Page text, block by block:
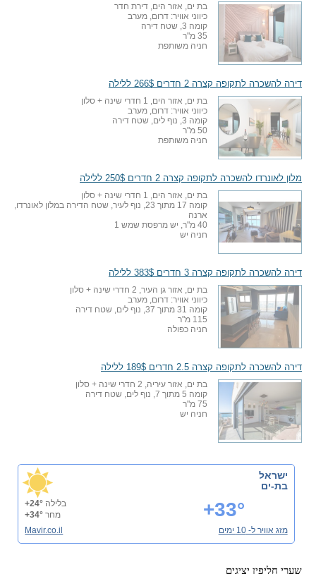
בת ים, אזור הים, דירת חדר
כיווני אוויר: דרום, מערב
קומה 3, שטח דירה
35 מ"ר
חניה משותפת
דירה להשכרה לתקופה קצרה 2 חדרים 266$ ללילה
בת ים, אזור הים, 1 חדרי שינה + סלון
כיווני אוויר: דרום, מערב
קומה 3, נוף לים, שטח דירה
50 מ"ר
חניה משותפת
מלון לאונרדו להשכרה לתקופה קצרה 2 חדרים 250$ ללילה
בת ים, אזור הים, 1 חדרי שינה + סלון
קומה 17 מתוך 23, נוף לעיר, שטח הדירה במלון לאונרדו,
ארנה
40 מ"ר, יש מרפסת שמש 1
חניה יש
דירה להשכרה לתקופה קצרה 3 חדרים 383$ ללילה
בת ים, אזור גן העיר, 2 חדרי שינה + סלון
כיווני אוויר: דרום, מערב
קומה 31 מתוך 37, נוף לים, שטח דירה
115 מ"ר
חניה כפולה
דירה להשכרה לתקופה קצרה 2.5 חדרים 189$ ללילה
בת ים, אזור עיריה, 2 חדרי שינה + סלון
קומה 5 מתוך 7, נוף לים, שטח דירה
75 מ"ר
חניה יש
ישראל
בת-ים
+33° בלילה +24°
מחר +34°
מזג אוויר ל- 10 ימים
Mavir.co.il
שערי חליפין יציגים